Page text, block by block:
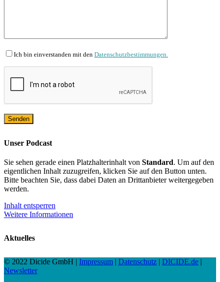
Ich bin einverstanden mit den Datenschutzbestimmungen.
Unser Podcast
Sie sehen gerade einen Platzhalterinhalt von Standard. Um auf den
eigentlichen Inhalt zuzugreifen, klicken Sie auf den Button unten.
Bitte beachten Sie, dass dabei Daten an Drittanbieter weitergegeben
werden.
Inhalt entsperren
Weitere Informationen
Aktuelles
© 2022 Dicide GmbH | Impressum | Datenschutz | DICIDE.de |
Newsletter